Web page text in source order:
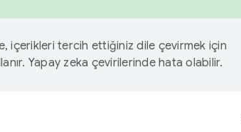
içerikleri tercih ettiğiniz dile çevirmek için
Yapay zeka çevirilerinde hata olabilir.